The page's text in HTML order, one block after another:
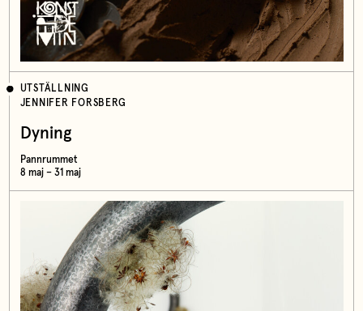
UTSTÄLLNING
JENNIFER FORSBERG
Dyning
Pannrummet
8 maj – 31 maj